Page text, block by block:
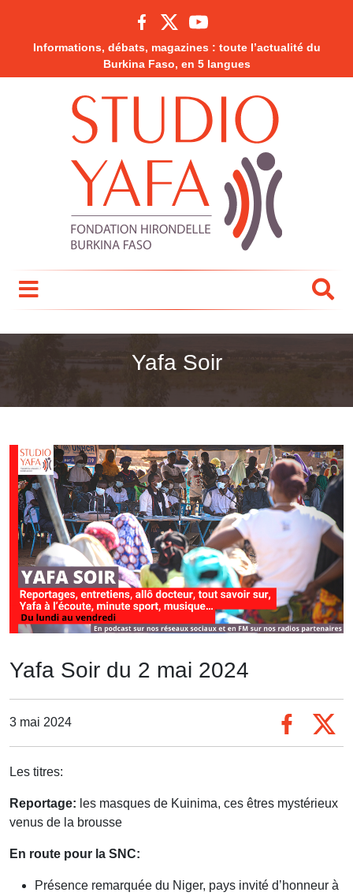
Informations, débats, magazines : toute l’actualité du
Burkina Faso, en 5 langues
Yafa Soir
Yafa Soir du 2 mai 2024
3 mai 2024
Les titres:
Reportage: les masques de Kuinima, ces êtres mystérieux
venus de la brousse
En route pour la SNC:
Présence remarquée du Niger, pays invité d’honneur à